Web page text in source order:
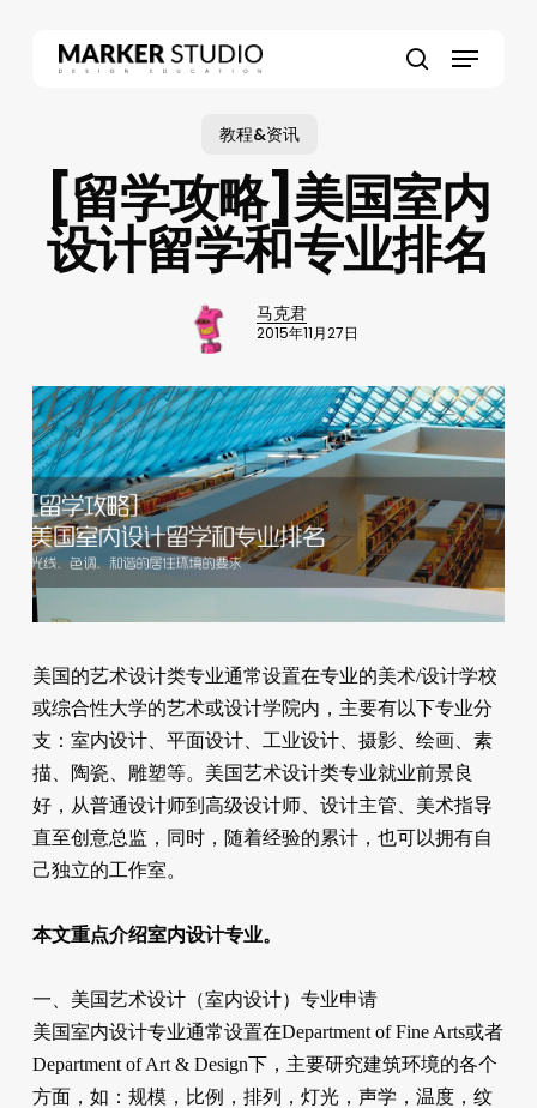
Menu
教程&资讯
[留学攻略]美国室内
设计留学和专业排名
马克君
2015年11月27日
美国的艺术设计类专业通常设置在专业的美术/设计学校
或综合性大学的艺术或设计学院内，主要有以下专业分
支：室内设计、平面设计、工业设计、摄影、绘画、素
描、陶瓷、雕塑等。美国艺术设计类专业就业前景良
好，从普通设计师到高级设计师、设计主管、美术指导
直至创意总监，同时，随着经验的累计，也可以拥有自
己独立的工作室。
本文重点介绍室内设计专业。
一、美国艺术设计（室内设计）专业申请
美国室内设计专业通常设置在Department of Fine Arts或者
Department of Art & Design下，主要研究建筑环境的各个
方面，如：规模，比例，排列，灯光，声学，温度，纹